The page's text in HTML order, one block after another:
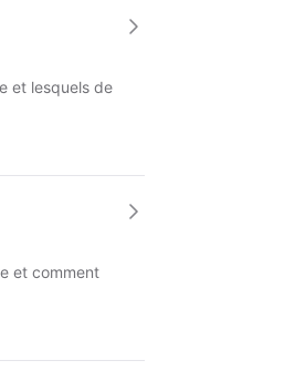
et lesquels de
et comment